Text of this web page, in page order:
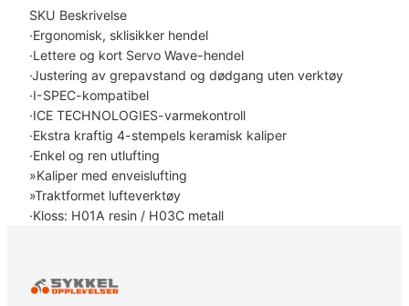
S
k
i
v
e
b
r
e
m
s
e
t
SKU Beskrivelse
·Ergonomisk, sklisikker hendel
·Lettere og kort Servo Wave-hendel
·Justering av grepavstand og dødgang uten verktøy
·I-SPEC-kompatibel
·ICE TECHNOLOGIES-varmekontroll
·Ekstra kraftig 4-stempels keramisk kaliper
·Enkel og ren utlufting
»Kaliper med enveislufting
»Traktformet lufteverktøy
·Kloss: H01A resin / H03C metall